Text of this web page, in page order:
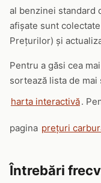
al benzinei standard
afișate sunt
Prețurilor) și
Pentru a găsi cea
sortează lista de
harta interactivă.
pagina prețuri
Întrebări